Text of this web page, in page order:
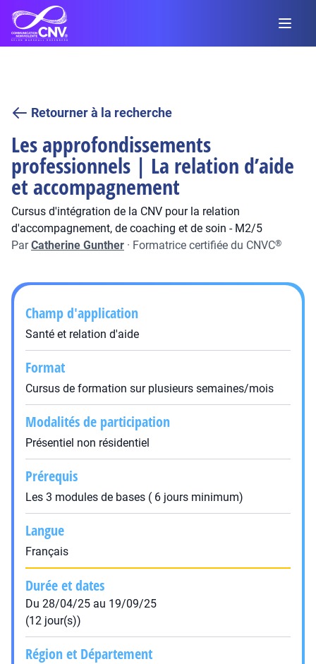
Retourner à la recherche
Les approfondissements
professionnels | La relation d’aide
et accompagnement
Cursus d'intégration de la CNV pour la relation
d'accompagnement, de coaching et de soin - M2/5
ParCatherine Gunther · Formatrice certifiée du CNVC®
Champ d'application
Santé et relation d'aide
Format
Cursus de formation sur plusieurs semaines/mois
Modalités de participation
Présentiel non résidentiel
Prérequis
Les 3 modules de bases ( 6 jours minimum)
Langue
Français
Durée et dates
Du 28/04/25 au 19/09/25
(12 jour(s))
Région et Département